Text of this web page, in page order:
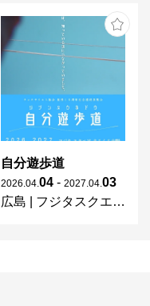
自分遊歩道
2026 04 04 - 2027 04 03
広島
フジタスクエアまるくる大野